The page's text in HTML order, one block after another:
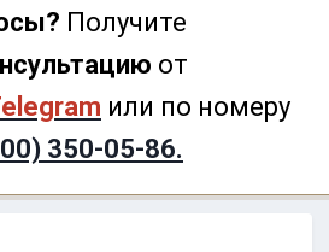
Получите
от
или по номеру
350-05-86.